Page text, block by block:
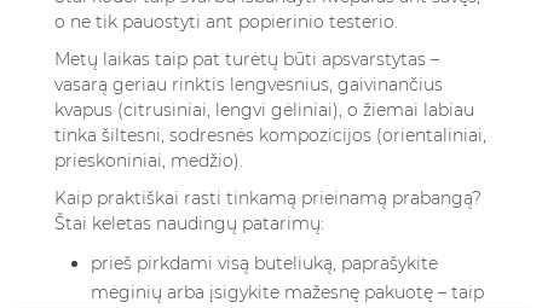
o ne tik pauostyti ant popierinio testerio.
Metų laikas taip pat turėtų būti apsvarstytas –
vasarą geriau rinktis lengvesnius, gaivinančius
kvapus (citrusiniai, lengvi gėliniai), o žiemai labiau
tinka šiltesni, sodresnės kompozicijos (orientaliniai,
prieskoniniai, medžio).
Kaip praktiškai rasti tinkamą prieinamą prabangą?
Štai keletas naudingų patarimų:
prieš pirkdami visą buteliuką, paprašykite
mėginių arba įsigykite mažesnę pakuotę – taip